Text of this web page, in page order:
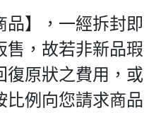
品】，一經拆封即
售，故若非新品瑕
復原狀之費用，或
比例向您請求商品